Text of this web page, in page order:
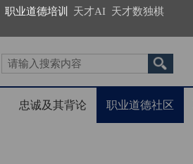
职业道德培训 天才AI 天才数独棋
忠诚及其背论 职业道德社区